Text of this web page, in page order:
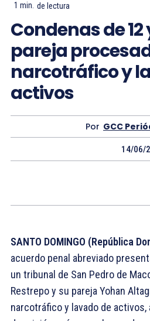
1 min. de lectura
Condenas de
pareja
narcotráfico y
activos
Por GCC
14/06/
SANTO DOMINGO (República
acuerdo penal abreviado
un tribunal de San Pedro de
Restrepo y su pareja Yohan
narcotráfico y lavado de